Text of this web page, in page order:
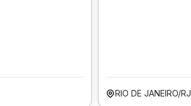
RIO DE JANEIRO/RJ